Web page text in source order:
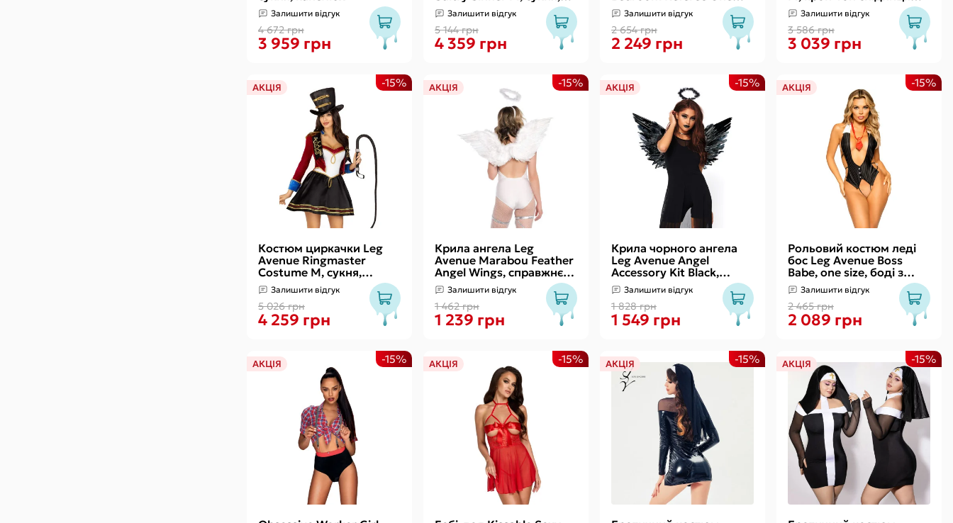
Залишити відгук
4 672 грн
3 959 грн
головний убір, комір
Залишити відгук
5 144 грн
4 359 грн
size, свисток
Залишити відгук
2 654 грн
2 249 грн
свисток
Залишити відгук
3 586 грн
3 039 грн
АКЦІЯ
Костюм циркачки Leg
Avenue Ringmaster
Costume M, сукня,
капелюх
Залишити відгук
5 026 грн
-15%
4 259 грн
АКЦІЯ
Крила ангела Leg
Avenue Marabou Feather
Angel Wings, справжнє
пір'яЗалишити відгук
1 462 грн
-15%
1 239 грн
АКЦІЯ
Крила чорного ангела
Leg Avenue Angel
Accessory Kit Black,
крила, німб
Залишити відгук
1 828 грн
-15%
1 549 грн
АКЦІЯ
Рольовий костюм леді
бос Leg Avenue Boss
Babe, one size, боді з
краваткою
Залишити відгук
2 465 грн
-15%
2 089 грн
АКЦІЯ -15% АКЦІЯ -15% АКЦІЯ -15% АКЦІЯ -15%